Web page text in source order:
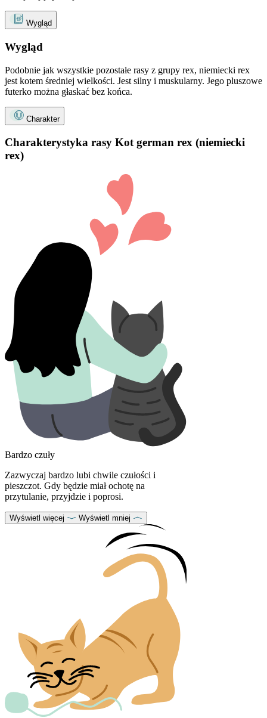
Wygląd
Wygląd
Podobnie jak wszystkie pozostałe rasy z grupy rex, niemiecki rex
jest kotem średniej wielkości. Jest silny i muskularny. Jego pluszowe
futerko można głaskać bez końca.
Charakter
Charakterystyka rasy Kot german rex (niemiecki
rex)
Bardzo czuły
Zazwyczaj bardzo lubi chwile czułości i
pieszczot. Gdy będzie miał ochotę na
przytulanie, przyjdzie i poprosi.
Wyświetl więcej Wyświetl mniej